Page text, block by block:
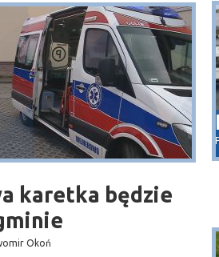
karetka będzie
Okoń